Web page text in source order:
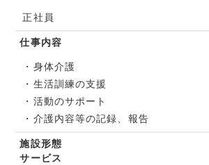
正社員
仕事内容
・身体介護
・生活訓練の支援
・活動のサポート
・介護内容等の記録、報告
施設形態
サービス